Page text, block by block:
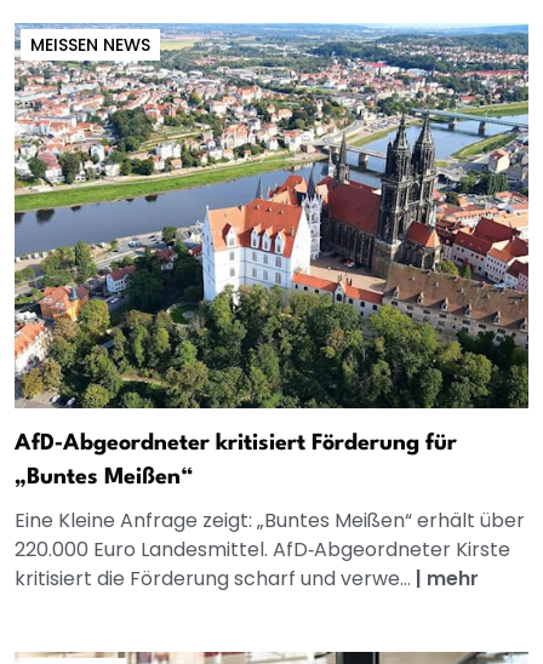
MEISSEN NEWS
AfD‑Abgeordneter kritisiert Förderung für
„Buntes Meißen“
Eine Kleine Anfrage zeigt: „Buntes Meißen“ erhält über
220.000 Euro Landesmittel. AfD‑Abgeordneter Kirste
kritisiert die Förderung scharf und verwe... | mehr